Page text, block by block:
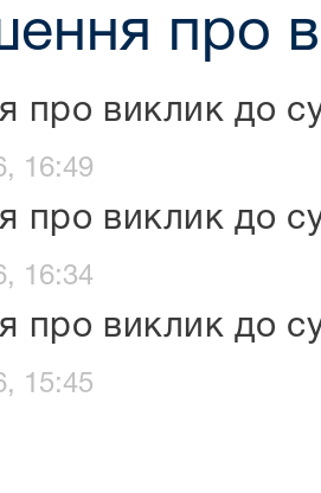
про
про виклик до
16:49
про виклик до
16:34
про виклик до
15:45